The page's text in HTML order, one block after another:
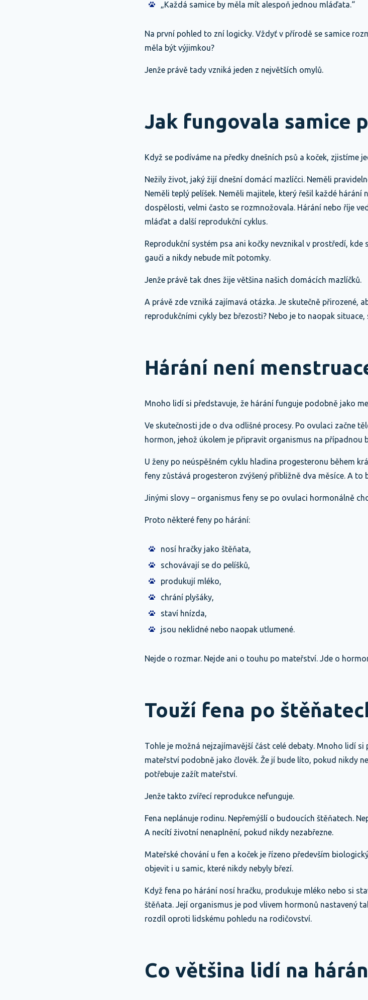
„Každá samice by měla mít alespoň jednou mláďata.“
Na první pohled to zní logicky. Vždyť v přírodě se samice
měla být výjimkou?
Jenže právě tady vzniká jeden z největších omylů.
Jak fungovala samice
Když se podíváme na předky dnešních psů a koček, zjistíme
Nežily život, jaký žijí dnešní domácí mazlíčci. Neměli
Neměli teplý pelíšek. Neměli majitele, který řešil každé
dospělosti, velmi často se rozmnožovala. Hárání nebo říje
mláďat a další reprodukční cyklus.
Reprodukční systém psa ani kočky nevznikal v prostředí,
gauči a nikdy nebude mít potomky.
Jenže právě tak dnes žije většina našich domácích mazlíčků.
A právě zde vzniká zajímavá otázka. Je skutečně přirozené,
reprodukčními cykly bez březosti? Nebo je to naopak
Hárání není
Mnoho lidí si představuje, že hárání funguje podobně jako
Ve skutečnosti jde o dva odlišné procesy. Po ovulaci začne
hormon, jehož úkolem je připravit organismus na případnou
U ženy po neúspěšném cyklu hladina progesteronu během
feny zůstává progesteron zvýšený přibližně dva měsíce. A
Jinými slovy – organismus feny se po ovulaci hormonálně
Proto některé feny po hárání:
nosí hračky jako štěňata,
schovávají se do pelíšků,
produkují mléko,
chrání plyšáky,
staví hnízda,
jsou neklidné nebo naopak utlumené.
Nejde o rozmar. Nejde ani o touhu po mateřství. Jde o
Touží fena po
Tohle je možná nejzajímavější část celé debaty. Mnoho lidí
mateřství podobně jako člověk. Že jí bude líto, pokud nikdy
potřebuje zažít mateřství.
Jenže takto zvířecí reprodukce nefunguje.
Fena neplánuje rodinu. Nepřemýšlí o budoucích štěňatech.
A necítí životní nenaplnění, pokud nikdy nezabřezne.
Mateřské chování u fen a koček je řízeno především
objevit i u samic, které nikdy nebyly březí.
Když fena po hárání nosí hračku, produkuje mléko nebo si
štěňata. Její organismus je pod vlivem hormonů nastavený
rozdíl oproti lidskému pohledu na rodičovství.
Co většina lidí na